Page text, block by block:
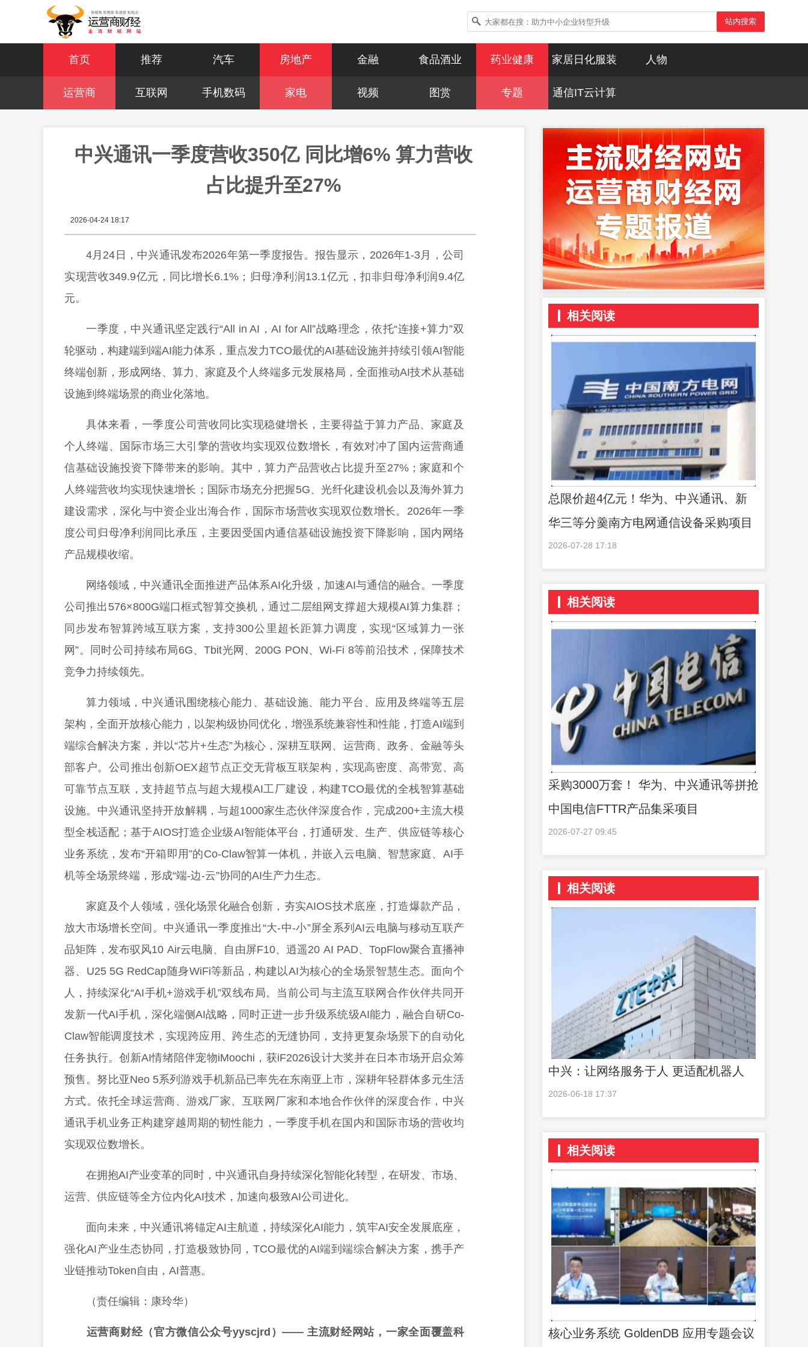
站内搜索
首页 推荐 汽车 房地产 金融 食品酒业 药业健康 家居日化服装 人物
运营商 互联网 手机数码 家电 视频 图赏 专题 通信IT云计算
中兴通讯一季度营收350亿 同比增6% 算力营收
占比提升至27%
2026-04-24 18:17
4月24日，中兴通讯发布2026年第一季度报告。报告显示，2026年1-3月，公司
实现营收349.9亿元，同比增长6.1%；归母净利润13.1亿元，扣非归母净利润9.4亿
元。
一季度，中兴通讯坚定践行“All in AI，AI for All”战略理念，依托“连接+算力”双
轮驱动，构建端到端AI能力体系，重点发力TCO最优的AI基础设施并持续引领AI智能
终端创新，形成网络、算力、家庭及个人终端多元发展格局，全面推动AI技术从基础
设施到终端场景的商业化落地。
具体来看，一季度公司营收同比实现稳健增长，主要得益于算力产品、家庭及
个人终端、国际市场三大引擎的营收均实现双位数增长，有效对冲了国内运营商通
信基础设施投资下降带来的影响。其中，算力产品营收占比提升至27%；家庭和个
人终端营收均实现快速增长；国际市场充分把握5G、光纤化建设机会以及海外算力
建设需求，深化与中资企业出海合作，国际市场营收实现双位数增长。2026年一季
度公司归母净利润同比承压，主要因受国内通信基础设施投资下降影响，国内网络
产品规模收缩。
网络领域，中兴通讯全面推进产品体系AI化升级，加速AI与通信的融合。一季度
公司推出576×800G端口框式智算交换机，通过二层组网支撑超大规模AI算力集群；
同步发布智算跨域互联方案，支持300公里超长距算力调度，实现“区域算力一张
网”。同时公司持续布局6G、Tbit光网、200G PON、Wi-Fi 8等前沿技术，保障技术
竞争力持续领先。
算力领域，中兴通讯围绕核心能力、基础设施、能力平台、应用及终端等五层
架构，全面开放核心能力，以架构级协同优化，增强系统兼容性和性能，打造AI端到
端综合解决方案，并以“芯片+生态”为核心，深耕互联网、运营商、政务、金融等头
部客户。公司推出创新OEX超节点正交无背板互联架构，实现高密度、高带宽、高
可靠节点互联，支持超节点与超大规模AI工厂建设，构建TCO最优的全栈智算基础
设施。中兴通讯坚持开放解耦，与超1000家生态伙伴深度合作，完成200+主流大模
型全栈适配；基于AIOS打造企业级AI智能体平台，打通研发、生产、供应链等核心
业务系统，发布“开箱即用”的Co-Claw智算一体机，并嵌入云电脑、智慧家庭、AI手
机等全场景终端，形成“端-边-云”协同的AI生产力生态。
家庭及个人领域，强化场景化融合创新，夯实AIOS技术底座，打造爆款产品，
放大市场增长空间。中兴通讯一季度推出“大-中-小”屏全系列AI云电脑与移动互联产
品矩阵，发布驭风10 Air云电脑、自由屏F10、逍遥20 AI PAD、TopFlow聚合直播神
器、U25 5G RedCap随身WiFi等新品，构建以AI为核心的全场景智慧生态。面向个
人，持续深化“AI手机+游戏手机”双线布局。当前公司与主流互联网合作伙伴共同开
发新一代AI手机，深化端侧AI战略，同时正进一步升级系统级AI能力，融合自研Co-
Claw智能调度技术，实现跨应用、跨生态的无缝协同，支持更复杂场景下的自动化
任务执行。创新AI情绪陪伴宠物iMoochi，获iF2026设计大奖并在日本市场开启众筹
预售。努比亚Neo 5系列游戏手机新品已率先在东南亚上市，深耕年轻群体多元生活
方式。依托全球运营商、游戏厂家、互联网厂家和本地合作伙伴的深度合作，中兴
通讯手机业务正构建穿越周期的韧性能力，一季度手机在国内和国际市场的营收均
实现双位数增长。
在拥抱AI产业变革的同时，中兴通讯自身持续深化智能化转型，在研发、市场、
运营、供应链等全方位内化AI技术，加速向极致AI公司进化。
面向未来，中兴通讯将锚定AI主航道，持续深化AI能力，筑牢AI安全发展底座，
强化AI产业生态协同，打造极致协同，TCO最优的AI端到端综合解决方案，携手产
业链推动Token自由，AI普惠。
（责任编辑：康玲华）
运营商财经（官方微信公众号yyscjrd）—— 主流财经网站，一家全面覆盖科
相关阅读
总限价超4亿元！华为、中兴通讯、新
华三等分羹南方电网通信设备采购项目
2026-07-28 17:18
相关阅读
采购3000万套！ 华为、中兴通讯等拼抢
中国电信FTTR产品集采项目
2026-07-27 09:45
相关阅读
中兴：让网络服务于人 更适配机器人
2026-06-18 17:37
相关阅读
核心业务系统 GoldenDB 应用专题会议